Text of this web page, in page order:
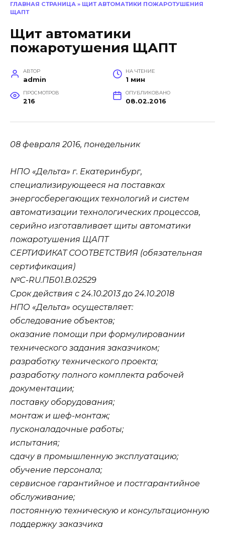
ГЛАВНАЯ СТРАНИЦА » ЩИТ АВТОМАТИКИ ПОЖАРОТУШЕНИЯ
ЩАПТ
Щит автоматики
пожаротушения ЩАПТ
АВТОР
admin
НА ЧТЕНИЕ
1 мин
ПРОСМОТРОВ
216
ОПУБЛИКОВАНО
08.02.2016
08 февраля 2016, понедельник
НПО «Дельта» г. Екатеринбург,
специализирующееся на поставках
энергосберегающих технологий и систем
автоматизации технологических процессов,
серийно изготавливает щиты автоматики
пожаротушения ЩАПТ
СЕРТИФИКАТ СООТВЕТСТВИЯ (обязательная
сертификация)
№С-RU.ПБ01.В.02529
Срок действия с 24.10.2013 до 24.10.2018
НПО «Дельта» осуществляет:
обследование объектов;
оказание помощи при формулировании
технического задания заказчиком;
разработку технического проекта;
разработку полного комплекта рабочей
документации;
поставку оборудования;
монтаж и шеф-монтаж;
пусконаладочные работы;
испытания;
сдачу в промышленную эксплуатацию;
обучение персонала;
сервисное гарантийное и постгарантийное
обслуживание;
постоянную техническую и консультационную
поддержку заказчика